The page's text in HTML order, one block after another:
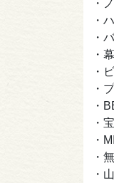
・
・
・
・
・
・
・
・
・
・